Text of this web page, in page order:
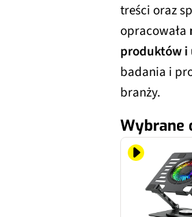
treści oraz
opracowała
produktów i
badania i
branży.
Wybrane